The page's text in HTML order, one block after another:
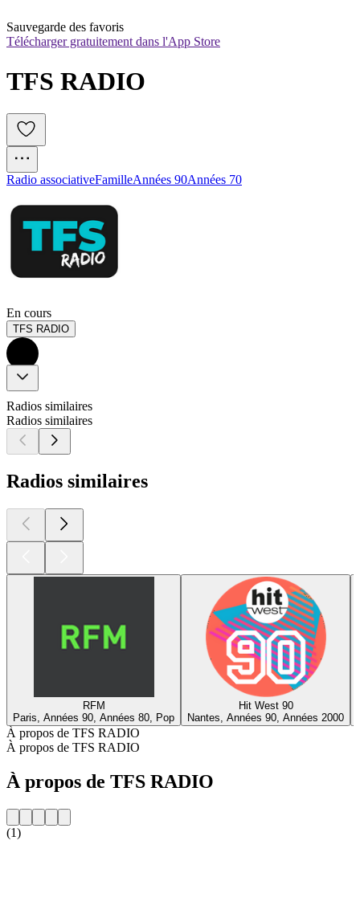
Sauvegarde des favoris
Télécharger gratuitement dans l'App Store
TFS RADIO
Radio associativeFamilleAnnées 90Années 70
En cours
TFS RADIO
Radios similaires
Radios similaires
Radios similaires
RFM
Paris, Années 90, Années 80, Pop
Hit West 90
Nantes, Années 90, Années 2000
À propos de TFS RADIO
À propos de TFS RADIO
À propos de TFS RADIO
(1)